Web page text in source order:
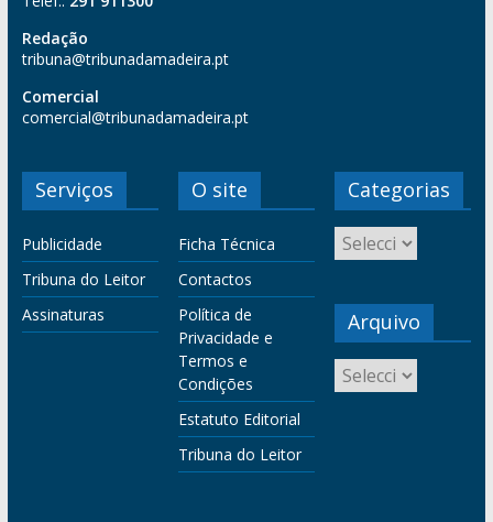
Redação
tribuna@tribunadamadeira.pt
Comercial
comercial@tribunadamadeira.pt
Serviços
Publicidade
Tribuna do Leitor
Assinaturas
O site
Ficha Técnica
Contactos
Política de
Privacidade e
Termos e
Condições
Estatuto Editorial
Tribuna do Leitor
Categorias
Arquivo